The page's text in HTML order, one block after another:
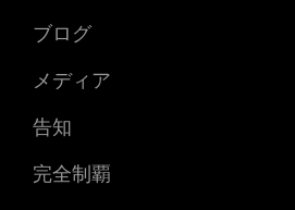
ブログ
メディア
告知
完全制覇